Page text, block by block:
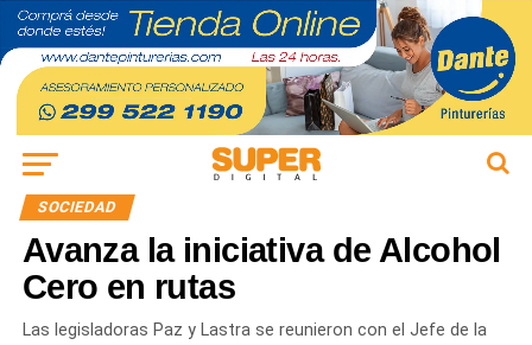
SOCIEDAD
Avanza la iniciativa de Alcohol
Cero en rutas
Las legisladoras Paz y Lastra se reunieron con el Jefe de la